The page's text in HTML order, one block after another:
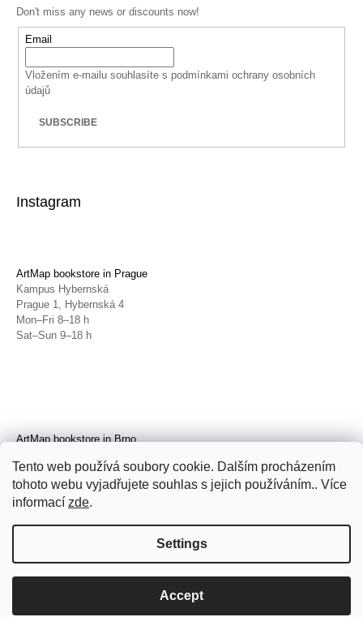
Tento web používá soubory cookie. Dalším procházením
tohoto webu vyjadřujete souhlas s jejich používáním.. Více
informací zde.
Settings
Accept
Don't miss any news or discounts now!
Email
Vložením e-mailu souhlasíte s podmínkami ochrany osobních
údajů
SUBSCRIBE
Instagram
ArtMap bookstore in Prague
Kampus Hybernská
Prague 1, Hybernská 4
Mon–Fri 8–18 h
Sat–Sun 9–18 h
ArtMap bookstore in Brno
Brno, Radnická 4
Tue–Fri 11–19 h
Sat 14–19 h
© 2026 ArtMap. All rights reserved.